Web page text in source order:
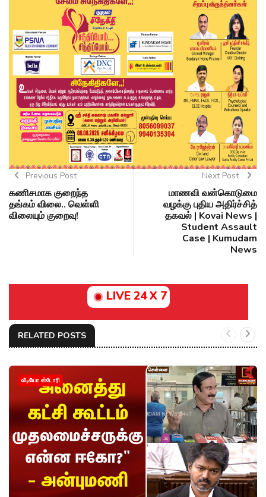
Previous Post
கணிசமாக குறைந்த
தங்கம் விலை.. வெள்ளி
விலையும் குறைவு!
Next Post
மாணவி வன்கொடுமை
வழக்கு புதிய அதிர்ச்சித்
தகவல் | Kovai News |
Student Assault
Case | Kumudam
News
LIVE 24 X 7
RELATED POSTS
வீடியோ ஸ்டோரி